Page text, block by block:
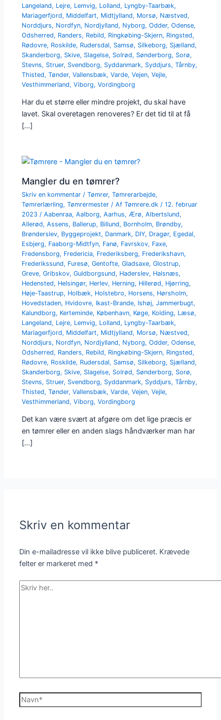
Langeland, Lejre, Lemvig, Lolland, Lyngby-Taarbæk,
Mariagerfjord, Middelfart, Midtjylland, Morsø, Næstved,
Norddjurs, Nordfyn, Nordjylland, Nyborg,Odder,Odense,
Odsherred, Randers, Rebild, Ringkøbing-Skjern, Ringsted,
Rødovre, Roskilde, Rudersdal, Samsø, Silkeborg, Sjælland,
Skanderborg, Skive, Slagelse, Solrød, Sønderborg, Sorø,
Stevns, Struer, Svendborg, Syddanmark, Syddjurs,Tårnby,
Thisted,Tønder,Vallensbæk,Varde,Vejen,Vejle,
Vesthimmerland,Viborg,Vordingborg
Har du et større eller mindre projekt, du skal have
lavet. Skal overetagen renoveres? Er det tid til at få
[…]
Mangler du en tømrer?
Skriv en kommentar /Tømrer,Tømrerarbejde,
Tømrerlærling,Tømrermester / AfTømrere.dk/12. februar
2023/Aabenraa,Aalborg,Aarhus,Ærø,Albertslund,
Allerød,Assens, Ballerup, Billund, Bornholm, Brøndby,
Brønderslev, Byggeprojekt, Danmark, DIY, Dragør, Egedal,
Esbjerg, Faaborg-Midtfyn, Fanø, Favrskov, Faxe,
Fredensborg, Fredericia, Frederiksberg, Frederikshavn,
Frederikssund, Furesø,Gentofte,Gladsaxe,Glostrup,
Greve,Gribskov,Guldborgsund, Haderslev, Halsnæs,
Hedensted, Helsingør, Herlev, Herning, Hillerød, Hjørring,
Høje-Taastrup, Holbæk, Holstebro, Horsens, Hørsholm,
Hovedstaden, Hvidovre, Ikast-Brande, Ishøj,Jammerbugt,
Kalundborg, Kerteminde, København, Køge, Kolding, Læsø,
Langeland, Lejre, Lemvig, Lolland, Lyngby-Taarbæk,
Mariagerfjord, Middelfart, Midtjylland, Morsø, Næstved,
Norddjurs, Nordfyn, Nordjylland, Nyborg,Odder,Odense,
Odsherred, Randers, Rebild, Ringkøbing-Skjern, Ringsted,
Rødovre, Roskilde, Rudersdal, Samsø, Silkeborg, Sjælland,
Skanderborg, Skive, Slagelse, Solrød, Sønderborg, Sorø,
Stevns, Struer, Svendborg, Syddanmark, Syddjurs,Tårnby,
Thisted,Tønder,Vallensbæk,Varde,Vejen,Vejle,
Vesthimmerland,Viborg,Vordingborg
Det kan være svært at afgøre om det lige præcis er
en tømrer eller en anden slags håndværker man har
[…]
Skriv en kommentar
Din e-mailadresse vil ikke blive publiceret. Krævede
felter er markeret med *
Skriv
Navn*